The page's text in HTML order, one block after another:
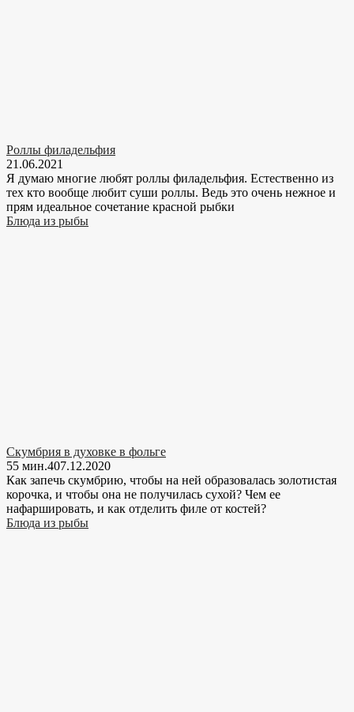
Роллы филадельфия
21.06.2021
Я думаю многие любят роллы филадельфия. Естественно из
тех кто вообще любит суши роллы. Ведь это очень нежное и
прям идеальное сочетание красной рыбки
Блюда из рыбы
Скумбрия в духовке в фольге
55 мин.407.12.2020
Как запечь скумбрию, чтобы на ней образовалась золотистая
корочка, и чтобы она не получилась сухой? Чем ее
нафаршировать, и как отделить филе от костей?
Блюда из рыбы